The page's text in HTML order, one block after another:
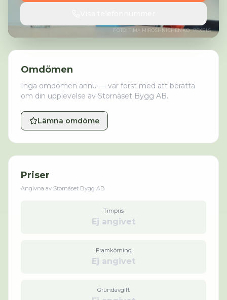
FOTO: TIMA MIROSHNICHENKO· PEXELS
Omdömen
Inga omdömen ännu — var först med att berätta
om din upplevelse av Stornäset Bygg AB.
Lämna omdöme
Priser
Angivna av Stornäset Bygg AB
Timpris
Ej angivet
Framkörning
Ej angivet
Grundavgift